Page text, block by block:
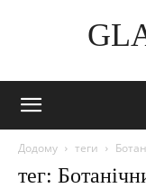
Додому теги
тег: